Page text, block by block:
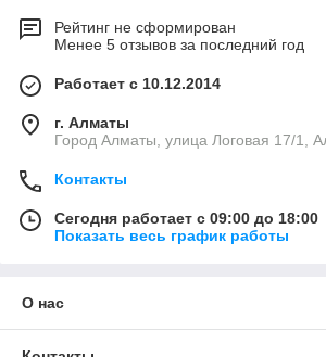
Рейтинг не сформирован
Менее 5 отзывов за последний год
Работает с 10.12.2014
г. Алматы
Город Алматы, улица Логовая 17/1,
Контакты
Сегодня работает с 09:00 до 18:00
Показать весь график работы
О нас